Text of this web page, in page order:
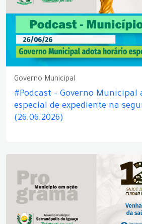
Governo Municipal
#Podcast – Governo
especial de expediente na
(26.06.2026)